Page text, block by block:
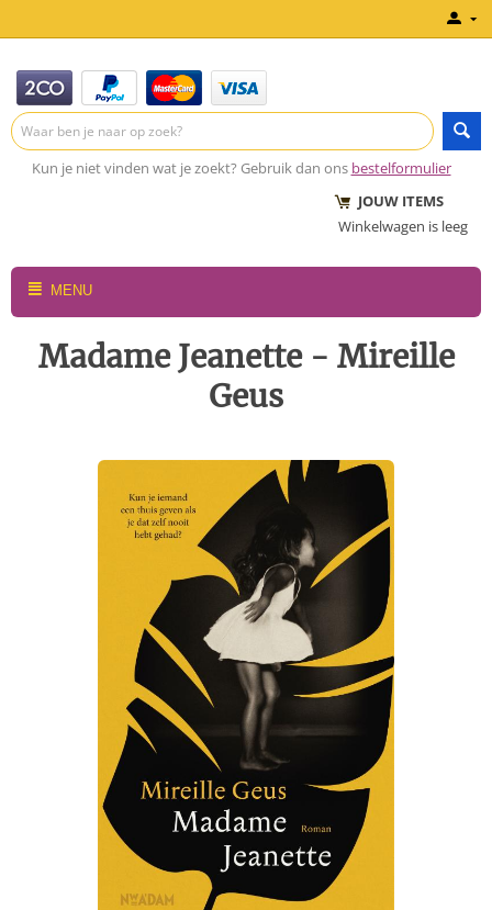
Kun je niet vinden wat je zoekt? Gebruik dan ons bestelformulier
JOUW ITEMS
Winkelwagen is leeg
MENU
Madame Jeanette - Mireille
Geus